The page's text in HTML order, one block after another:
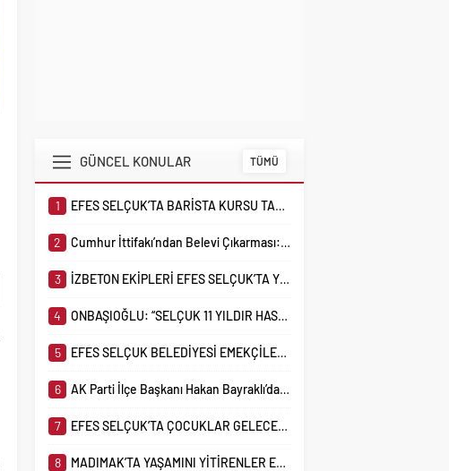
GÜNCEL KONULAR TÜMÜ
1 EFES SELÇUK’TA BARİSTA KURSU TAMAMLANDI, YAZ KURSLARI YOĞUN İLGİYLE DEVAM
2 Cumhur İttifakı’ndan Belevi Çıkarması: “Bu Kış Doğalgaz Geliyor”
3 İZBETON EKİPLERİ EFES SELÇUK’TA YOLLARI YENİLİYOR
4 ONBAŞIOĞLU: “SELÇUK 11 YILDIR HASTANE BEKLİYOR, İKTİDAR HÂLÂ BAHANE ÜRETİYOR”
5 EFES SELÇUK BELEDİYESİ EMEKÇİLERİNE ENGELLİ HAKLARI EĞİTİMİ
6 AK Parti İlçe Başkanı Hakan Bayraklı’dan Başkan Sengel’e Sert Yanıt
7 EFES SELÇUK’TA ÇOCUKLAR GELECEĞİ KODLUYOR
8 MADIMAK’TA YAŞAMINI YİTİRENLER EFES SELÇUK’TA SAYGIYLA ANILDI